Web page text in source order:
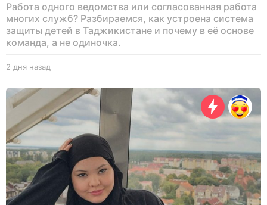
Работа одного ведомства или согласованная работа
многих служб? Разбираемся, как устроена система
защиты детей в Таджикистане и почему в её основе
команда, а не одиночка.
2 дня назад
н
я
н
а
а
д